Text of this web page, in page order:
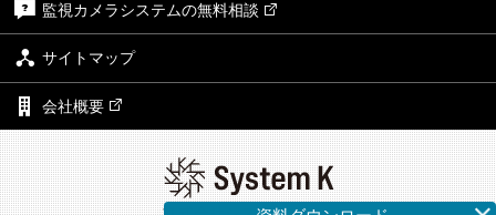
監視カメラシステムの無料相談
サイトマップ
会社概要